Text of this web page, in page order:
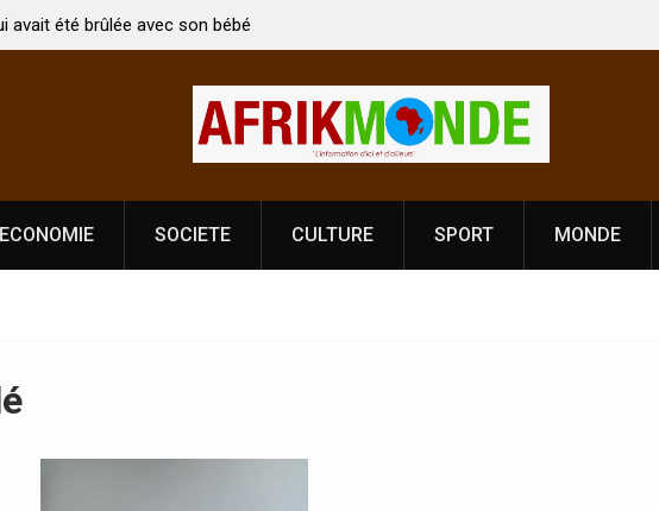
brûlée avec son bébé
Coopération: Le ministre Indien Kirti Vardhan Singh à
Abidjan pour la célébration de la Fête de
l’indépendance
ECONOMIE SOCIETE CULTURE SPORT MONDE